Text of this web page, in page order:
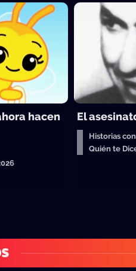
hacen
El
Historias
Quién te